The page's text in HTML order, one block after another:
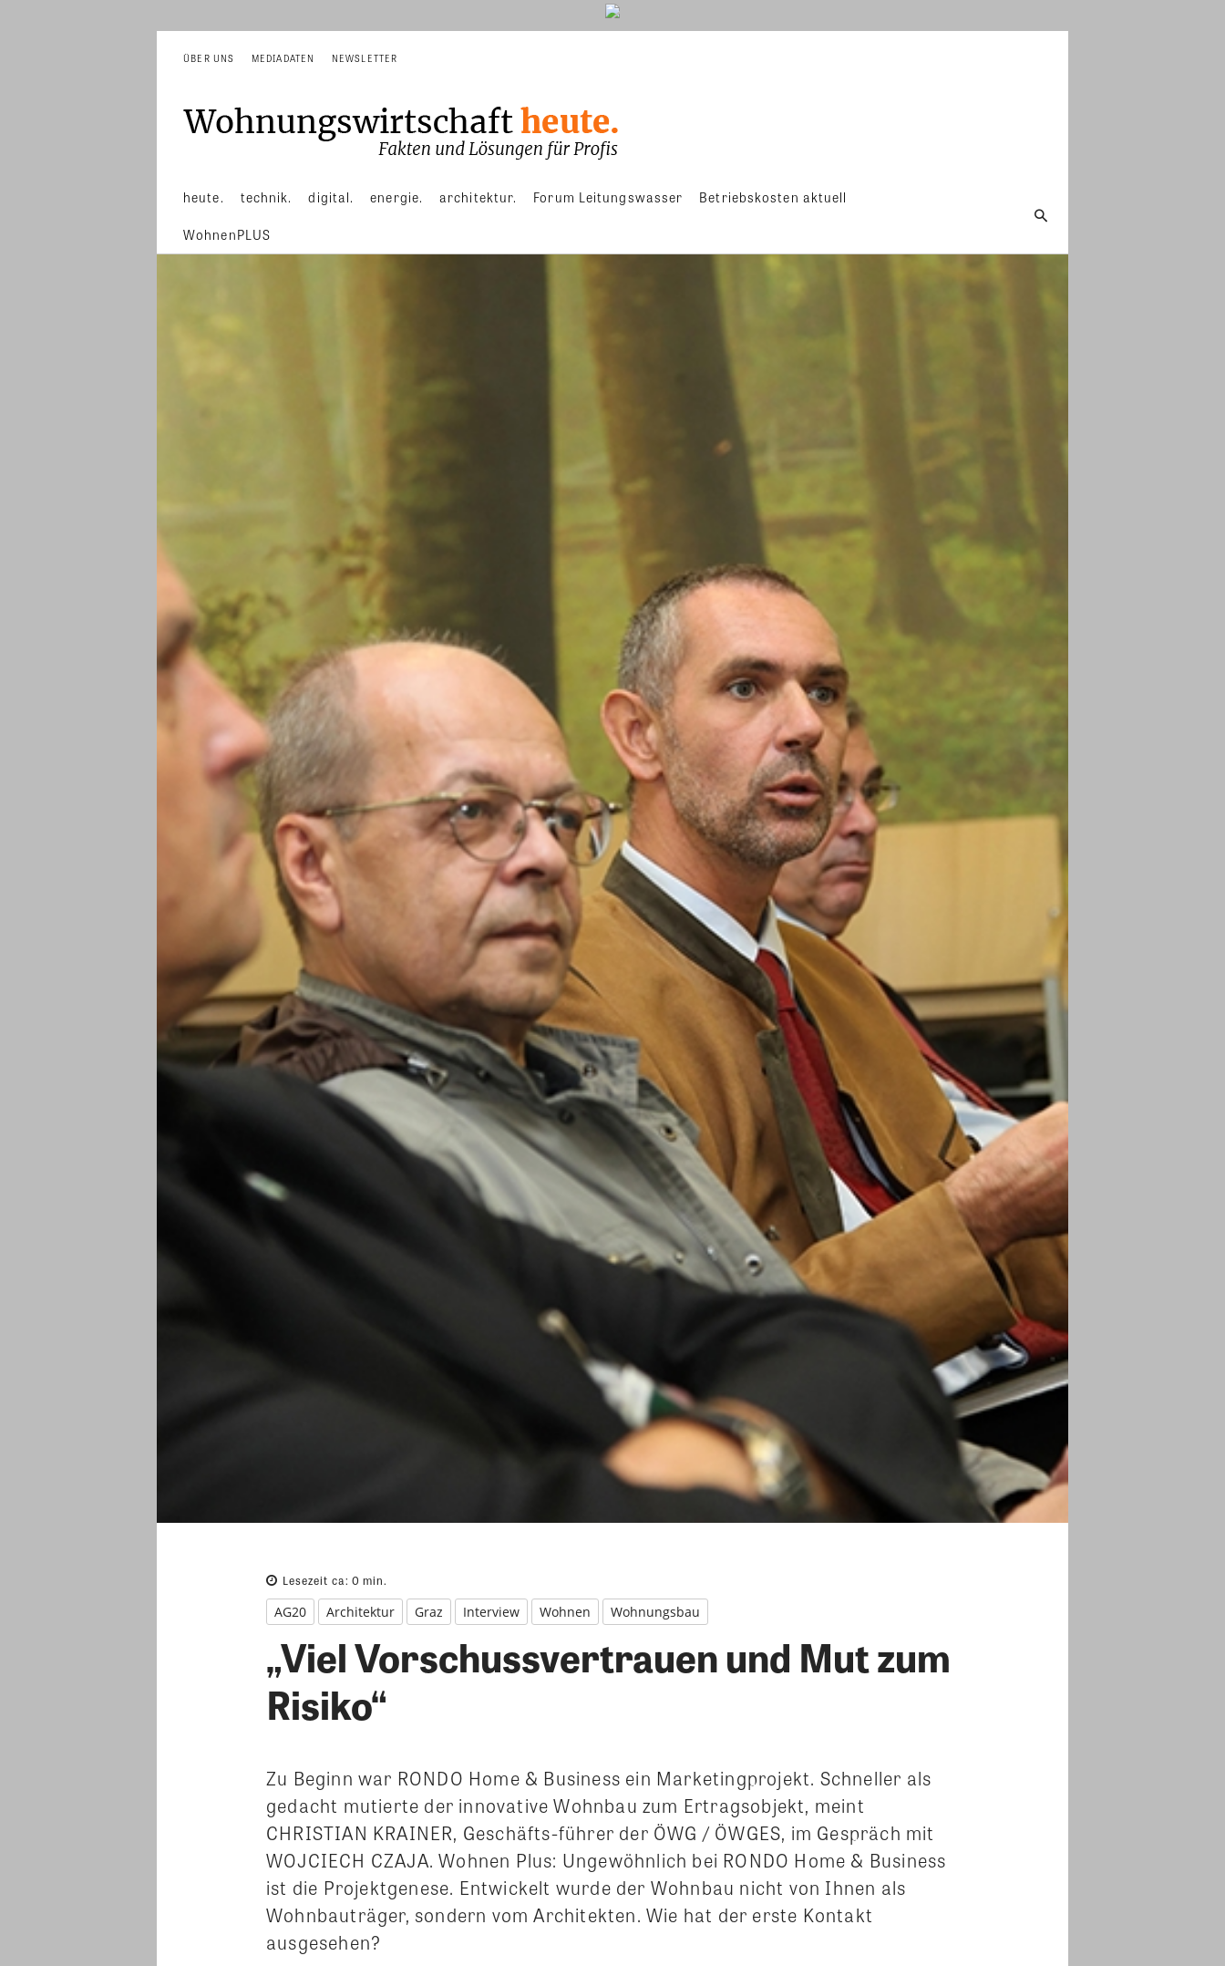
ÜBER UNS MEDIADATEN NEWSLETTER
heute. technik. digital. energie. architektur. Forum Leitungswasser Betriebskosten aktuell
WohnenPLUS
Lesezeit ca: 0 min.
AG20 Architektur Graz Interview Wohnen Wohnungsbau
„Viel Vorschussvertrauen und Mut zum
Risiko“
Zu Beginn war RONDO Home & Business ein Marketingprojekt. Schneller als
gedacht mutierte der innovative Wohnbau zum Ertragsobjekt, meint
CHRISTIAN KRAINER, Geschäfts-führer der ÖWG / ÖWGES, im Gespräch mit
WOJCIECH CZAJA.Wohnen Plus: Ungewöhnlich bei RONDO Home & Business
ist die Projektgenese. Entwickelt wurde der Wohnbau nicht von Ihnen als
Wohnbauträger, sondern vom Architekten. Wie hat der erste Kontakt
ausgesehen?